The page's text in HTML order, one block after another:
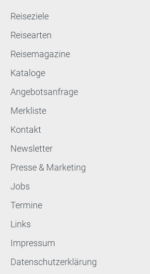
Reiseziele
Reisearten
Reisemagazine
Kataloge
Angebotsanfrage
Merkliste
Kontakt
Newsletter
Presse & Marketing
Jobs
Termine
Links
Impressum
Datenschutzerklärung